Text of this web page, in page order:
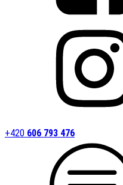
+420 606 793 476